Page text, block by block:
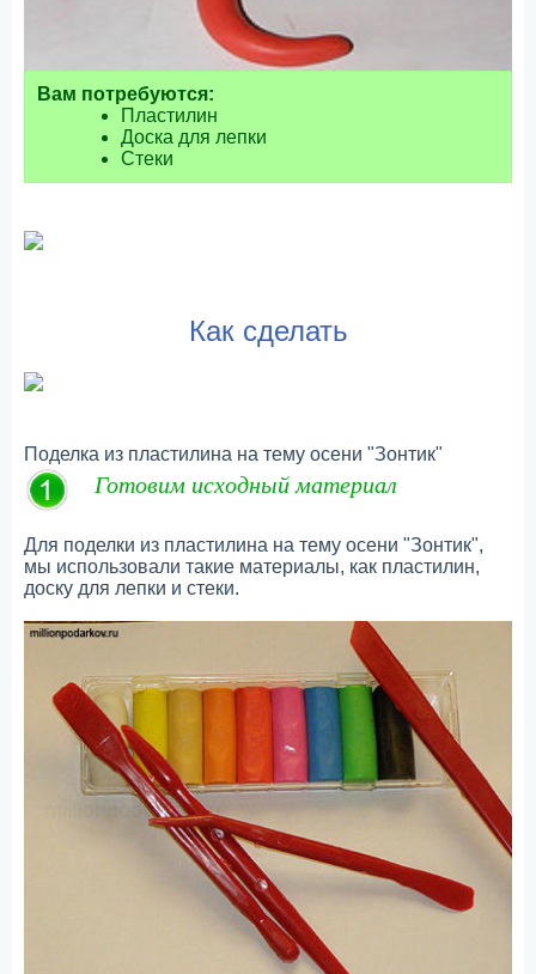
Вам потребуются:
Пластилин
Доска для лепки
Стеки
Как сделать
Поделка из пластилина на тему осени "Зонтик"
Готовим исходный материал
Для поделки из пластилина на тему осени "Зонтик",
мы использовали такие материалы, как пластилин,
доску для лепки и стеки.